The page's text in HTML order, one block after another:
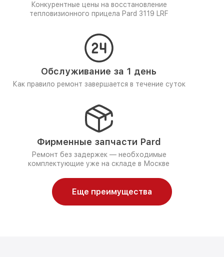
Конкурентные цены на восстановление
тепловизионного прицела Pard 3119 LRF
Обслуживание за 1 день
Как правило ремонт завершается в течение суток
Фирменные запчасти Pard
Ремонт без задержек — необходимые
комплектующие уже на складе в Москве
Еще преимущества